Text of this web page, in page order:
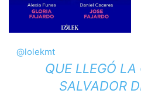
@lolekmt
QUE LLEGÓ
SALVADOR